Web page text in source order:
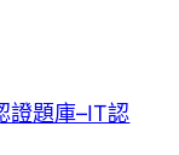
證題庫–IT認